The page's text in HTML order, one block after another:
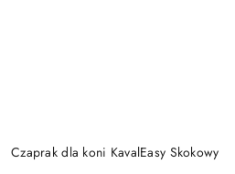
Czaprak dla koni KavalEasy Skokowy